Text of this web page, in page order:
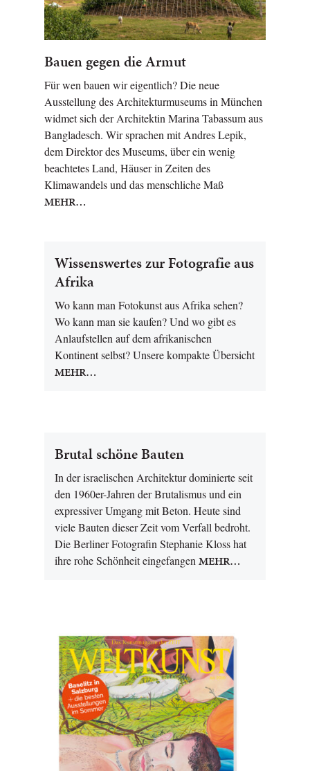
Bauen gegen die Armut
Für wen bauen wir eigentlich? Die neue
Ausstellung des Architekturmuseums in München
widmet sich der Architektin Marina Tabassum aus
Bangladesch. Wir sprachen mit Andres Lepik,
dem Direktor des Museums, über ein wenig
beachtetes Land, Häuser in Zeiten des
Klimawandels und das menschliche Maß
MEHR…
Wissenswertes zur Fotografie aus
Afrika
Wo kann man Fotokunst aus Afrika sehen?
Wo kann man sie kaufen? Und wo gibt es
Anlaufstellen auf dem afrikanischen
Kontinent selbst? Unsere kompakte Übersicht
MEHR…
Brutal schöne Bauten
In der israelischen Architektur dominierte seit
den 1960er-Jahren der Brutalismus und ein
expressiver Umgang mit Beton. Heute sind
viele Bauten dieser Zeit vom Verfall bedroht.
Die Berliner Fotografin Stephanie Kloss hat
ihre rohe Schönheit eingefangen MEHR…